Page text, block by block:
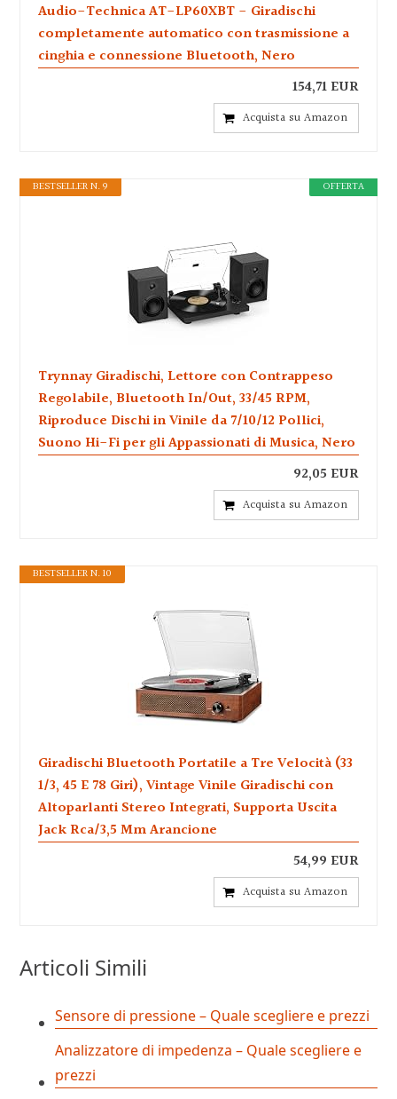
Audio-Technica AT-LP60XBT - Giradischi
completamente automatico con trasmissione a
cinghia e connessione Bluetooth, Nero
154,71 EUR
Acquista su Amazon
OFFERTA
BESTSELLER N. 9
Trynnay Giradischi, Lettore con Contrappeso
Regolabile, Bluetooth In/Out, 33/45 RPM,
Riproduce Dischi in Vinile da 7/10/12 Pollici,
Suono Hi-Fi per gli Appassionati di Musica, Nero
92,05 EUR
Acquista su Amazon
BESTSELLER N. 10
Giradischi Bluetooth Portatile a Tre Velocità (33
1/3, 45 E 78 Giri), Vintage Vinile Giradischi con
Altoparlanti Stereo Integrati, Supporta Uscita
Jack Rca/3,5 Mm Arancione
54,99 EUR
Acquista su Amazon
Articoli Simili
Sensore di pressione – Quale scegliere e prezzi
Analizzatore di impedenza – Quale scegliere e
prezzi